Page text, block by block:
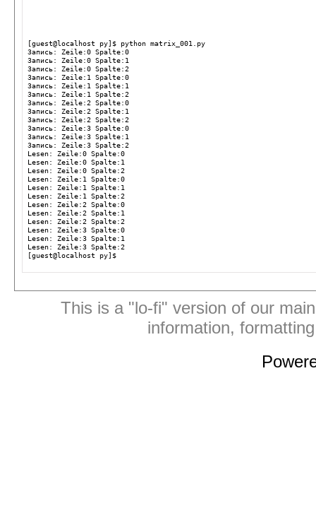
[guest@localhost py]$ python matrix_001.py
Запись: Zeile:0 Spalte:0
Запись: Zeile:0 Spalte:1
Запись: Zeile:0 Spalte:2
Запись: Zeile:1 Spalte:0
Запись: Zeile:1 Spalte:1
Запись: Zeile:1 Spalte:2
Запись: Zeile:2 Spalte:0
Запись: Zeile:2 Spalte:1
Запись: Zeile:2 Spalte:2
Запись: Zeile:3 Spalte:0
Запись: Zeile:3 Spalte:1
Запись: Zeile:3 Spalte:2
Lesen: Zeile:0 Spalte:0
Lesen: Zeile:0 Spalte:1
Lesen: Zeile:0 Spalte:2
Lesen: Zeile:1 Spalte:0
Lesen: Zeile:1 Spalte:1
Lesen: Zeile:1 Spalte:2
Lesen: Zeile:2 Spalte:0
Lesen: Zeile:2 Spalte:1
Lesen: Zeile:2 Spalte:2
Lesen: Zeile:3 Spalte:0
Lesen: Zeile:3 Spalte:1
Lesen: Zeile:3 Spalte:2
[guest@localhost py]$
This is a "lo-fi" version of our
information,